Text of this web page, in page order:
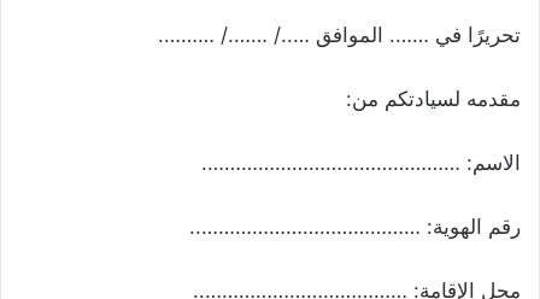
تحريرًا في ……. الموافق …../ ……./ ……….
مقدمه لسيادتكم من:
الاسم: ……………………………………….
رقم الهوية: …………………………………..
محل الإقامة: ………………………………..